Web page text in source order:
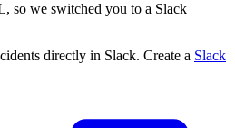
so we switched you to a Slack
directly in Slack. Create a Slack